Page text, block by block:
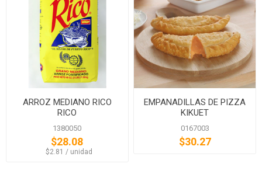
ARROZ MEDIANO RICO
RICO
1380050
$28.08
‏‏‎ ‎‏‏‎ ‎$2.81 / unidad
EMPANADILLAS DE PIZZA
KIKUET
0167003
$30.27